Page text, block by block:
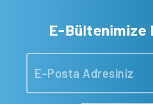
E-Bültenimize